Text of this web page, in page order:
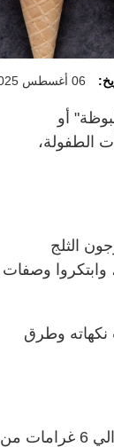
06 أغسطس 2025
أو
الطفولة،
الثلج
وابتكروا وصفات
نكهاته وطرق
6 غرامات من